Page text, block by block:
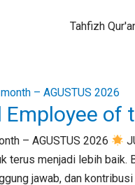
Tahfizh
of
– AGUSTUS 2026
terus menjadi lebih
jawab, dan